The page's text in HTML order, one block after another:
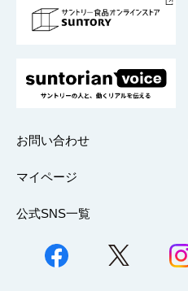
採用情報
お問い合わせ
マイページ
公式SNS一覧